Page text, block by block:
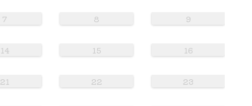
7 8 9
14 15 16
21 22 23